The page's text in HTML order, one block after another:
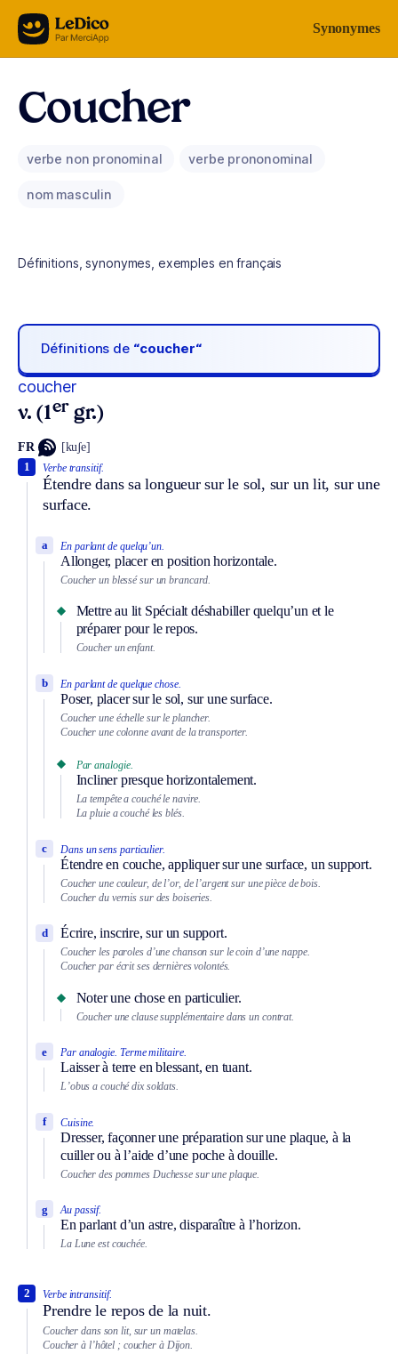
Aller au contenu Synonymes
Coucher
verbe non pronominal verbe prononominal
nom masculin
Définitions, synonymes, exemples en français
Définitions de “coucher“
coucher
v. (1er gr.)
FR [kuʃe]
Verbe transitif.
Étendre dans sa longueur sur le sol, sur un lit, sur une
surface.
1
En parlant de quelqu’un.
Allonger, placer en position horizontale.
a
Coucher un blessé sur un brancard.
Mettre au lit Spécialt déshabiller quelqu’un et le
préparer pour le repos.
Coucher un enfant.
En parlant de quelque chose.
Poser, placer sur le sol, sur une surface.
b
Coucher une échelle sur le plancher.
Coucher une colonne avant de la transporter.
Par analogie.
Incliner presque horizontalement.
La tempête a couché le navire.
La pluie a couché les blés.
Dans un sens particulier.
Étendre en couche, appliquer sur une surface, un support.
c
Coucher une couleur, de l’or, de l’argent sur une pièce de bois.
Coucher du vernis sur des boiseries.
Écrire, inscrire, sur un support.
d
Coucher les paroles d’une chanson sur le coin d’une nappe.
Coucher par écrit ses dernières volontés.
Noter une chose en particulier.
Coucher une clause supplémentaire dans un contrat.
Par analogie. Terme militaire.
Laisser à terre en blessant, en tuant.
e
L’obus a couché dix soldats.
Cuisine.
Dresser, façonner une préparation sur une plaque, à la
cuiller ou à l’aide d’une poche à douille.
f
Coucher des pommes Duchesse sur une plaque.
Au passif.
En parlant d’un astre, disparaître à l’horizon.
g
La Lune est couchée.
Verbe intransitif.
Prendre le repos de la nuit.
2
Coucher dans son lit, sur un matelas.
Coucher à l’hôtel ; coucher à Dijon.